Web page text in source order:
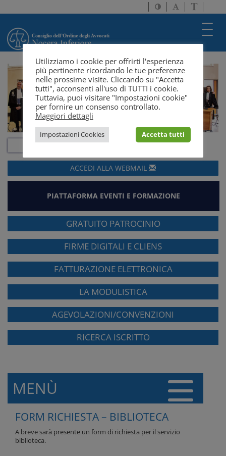
Attiva/disattiva
alto
Attiva/
dimensione
a
solo
testo
ACCEDI ALLA WEBMAIL
PIATTAFORMA EVENTI E FORMAZIONE
GRATUITO PATROCINIO
FIRME DIGITALI E CLIENS
FATTURAZIONE ELETTRONICA
LA MODULISTICA
AGEVOLAZIONI/CONVENZIONI
RICERCA ISCRITTO
MENÙ
FORM RICHIESTA – BIBLIOTECA
A breve sarà presente un form di richiesta per il servizio
biblioteca.
Utilizziamo i cookie per offrirti l'esperienza
più pertinente ricordando le tue preferenze
nelle prossime visite. Cliccando su "Accetta
tutti", acconsenti all'uso di TUTTI i cookie.
Tuttavia, puoi visitare "Impostazioni cookie"
per fornire un consenso controllato.
Maggiori dettagli
Impostazioni Cookies Accetta tutti